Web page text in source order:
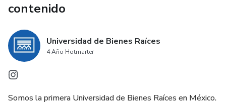
contenido
Universidad de Bienes Raíces
4 Año Hotmarter
Somos la primera Universidad de Bienes Raíces en México.